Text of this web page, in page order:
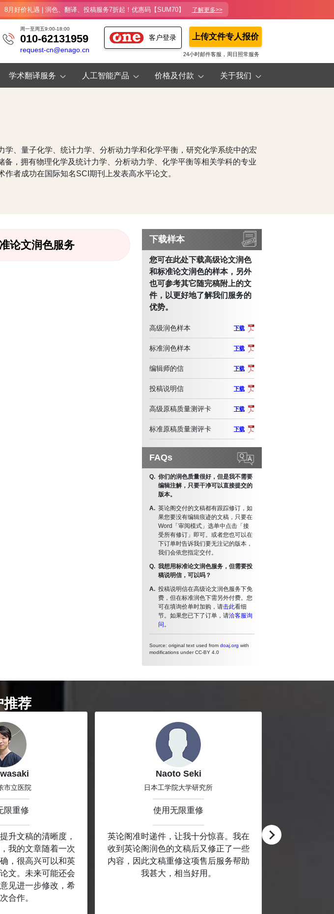
8月好价礼遇 | 润色、翻译、投稿服务7折起！优惠码【SUM70】 了解更多>>
上传文件专人报价
24小时邮件客服，周日照常服务
客户登录
周一至周五9:00-18:00
010-62131959
request-cn@enago.cn
学术翻译服务 人工智能产品 价格及付款 关于我们
、量子化学、统计力学、分析动力学和化学平衡，研究化学系统中的宏
，拥有物理化学及统计力学、分析动力学、化学平衡等相关学科的专业
者成功在国际知名SCI期刊上发表高水平论文。
论文润色服务 下载样本
您可在此处下载高级论文润色
和标准论文润色的样本，另外
也可参考其它随完稿附上的文
件，以更好地了解我们服务的
优势。
高级润色样本 下载
标准润色样本 下载
编辑师的信 下载
投稿说明信 下载
高级原稿质量测评卡 下载
标准原稿质量测评卡 下载
FAQs
你们的润色质量很好，但是我不需要
编辑注解，只要干净可以直接提交的
版本。
英论阁交付的文稿都有跟踪修订，如
果您要没有编辑痕迹的文稿，只要在
Word「审阅模式」选单中点击「接
受所有修订」即可。或者您也可以在
下订单时告诉我们要无注记的版本，
我们会依您指定交付。
我想用标准论文润色服务，但需要投
稿说明信，可以吗？
投稿说明信在高级论文润色服务下免
费，但在标准润色下需另外付费。您
可在填询价单时加购，请击此看细
节。如果您已下了订单，请洽客服询
问。
Source: original text used from doaj.org with
modifications under CC-BY 4.0
推荐
市立医院
限重修
升文稿的清晰度，
我的文章随着一次
，很高兴可以和英
文。未来可能还会
见进一步修改，希
合作。
Naoto Seki
日本工学院大学研究所
使用无限重修
英论阁准时递件，让我十分惊喜。我在
收到英论阁润色的文稿后又修正了一些
内容，因此文稿重修这项售后服务帮助
我甚大，相当好用。